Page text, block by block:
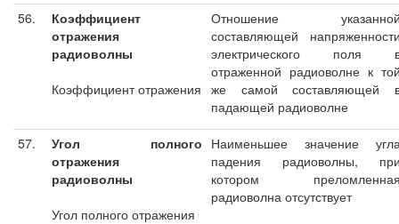
56.
Коэффициент
отражения
радиоволны
Коэффициент отражения
Отношение
составляющей
электрического поля
отраженной радиоволне к
же самой составляющей
падающей радиоволне
57.
Угол полного
отражения
радиоволны
Угол полного отражения
Наименьшее значение
падения радиоволны,
котором
радиоволна отсутствует